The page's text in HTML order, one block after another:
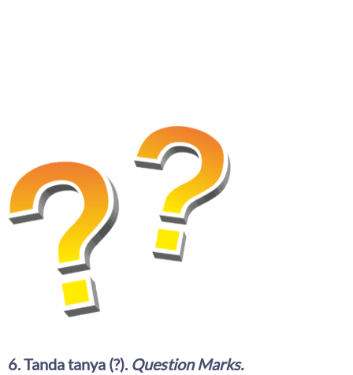
6. Tanda tanya (?). Question Marks.